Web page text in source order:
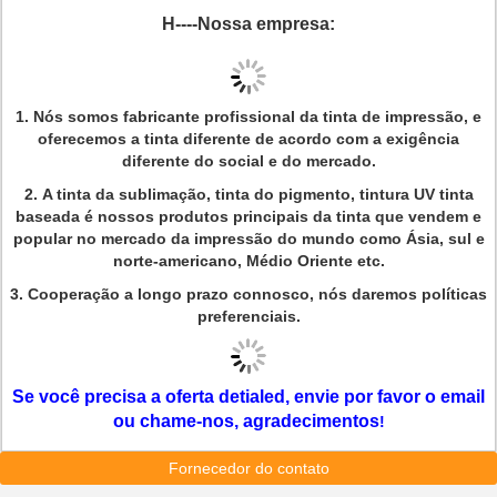
H----Nossa empresa:
1. Nós somos fabricante profissional da tinta de impressão, e
oferecemos a tinta diferente de acordo com a exigência
diferente do social e do mercado.
2. A tinta da sublimação, tinta do pigmento, tintura UV tinta
baseada é nossos produtos principais da tinta que vendem e
popular no mercado da impressão do mundo como Ásia, sul e
norte-americano, Médio Oriente etc.
3. Cooperação a longo prazo connosco, nós daremos políticas
preferenciais.
Se você precisa a oferta detialed, envie por favor o email
ou chame-nos, agradecimentos!
Fornecedor do contato